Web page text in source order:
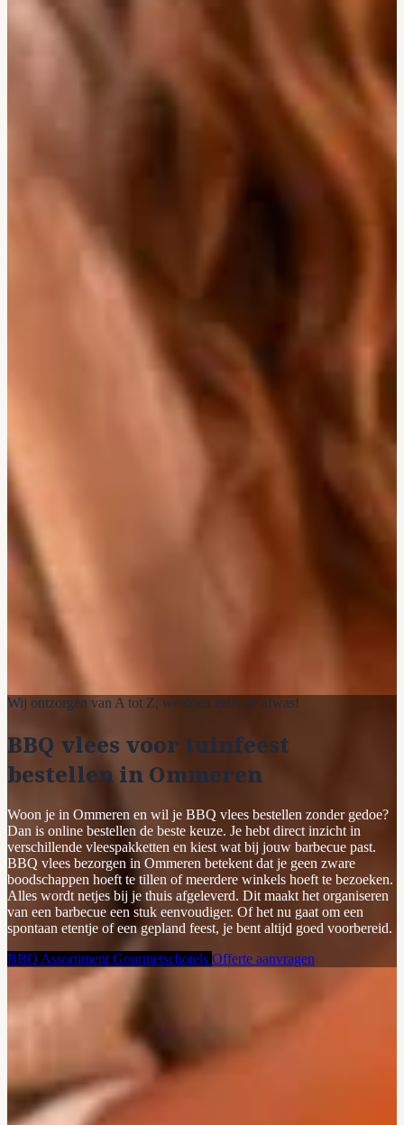
Wij ontzorgen van A tot Z, we doen zelfs de afwas!
BBQ vlees voor tuinfeest
bestellen in Ommeren
Woon je in Ommeren en wil je BBQ vlees bestellen zonder gedoe?
Dan is online bestellen de beste keuze. Je hebt direct inzicht in
verschillende vleespakketten en kiest wat bij jouw barbecue past.
BBQ vlees bezorgen in Ommeren betekent dat je geen zware
boodschappen hoeft te tillen of meerdere winkels hoeft te bezoeken.
Alles wordt netjes bij je thuis afgeleverd. Dit maakt het organiseren
van een barbecue een stuk eenvoudiger. Of het nu gaat om een
spontaan etentje of een gepland feest, je bent altijd goed voorbereid.
BBQ Assortiment Gourmetschotels Offerte aanvragen